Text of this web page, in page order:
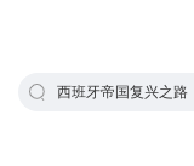
西班牙帝国复兴之路